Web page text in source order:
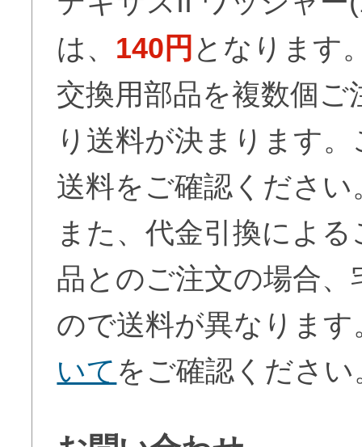
は、 140円 となります
交換用部品を複数個
り送料が決まります
送料をご確認ください
また、代金引換によ
品とのご注文の場合
ので送料が異なりま
いて をご確認ください